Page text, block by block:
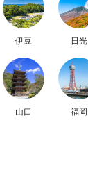
伊豆 日光
山口 福岡